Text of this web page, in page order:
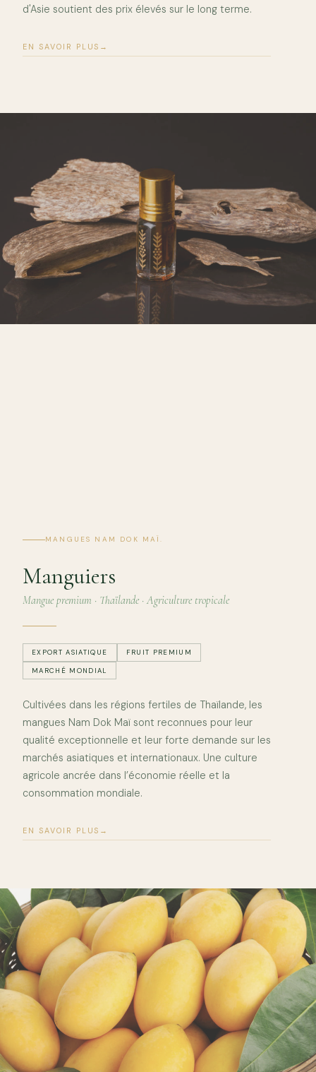
d'Asie soutient des prix élevés sur le long terme.
EN SAVOIR PLUS
MANGUES NAM DOK MAÏ.
Manguiers
Mangue premium · Thaïlande · Agriculture tropicale
EXPORT ASIATIQUE
FRUIT PREMIUM
MARCHÉ MONDIAL
Cultivées dans les régions fertiles de Thaïlande, les
mangues Nam Dok Maï sont reconnues pour leur
qualité exceptionnelle et leur forte demande sur les
marchés asiatiques et internationaux. Une culture
agricole ancrée dans l’économie réelle et la
consommation mondiale.
EN SAVOIR PLUS